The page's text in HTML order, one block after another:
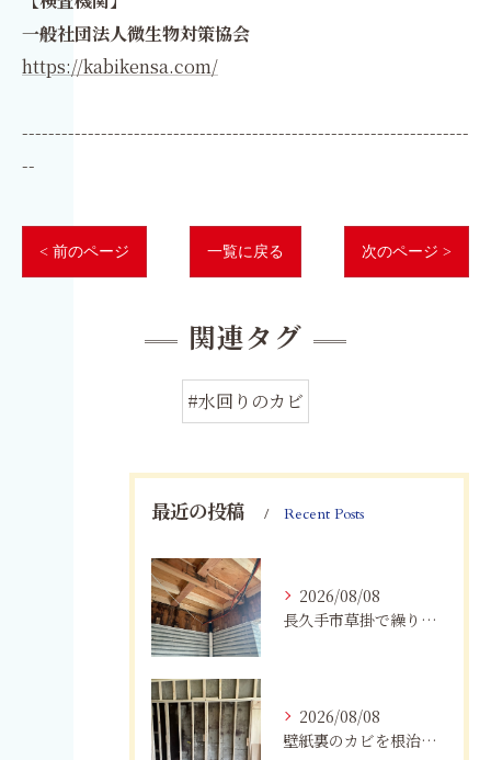
一般社団法人微生物対策協会
https://kabikensa.com/
--------------------------------------------------------------------
--
< 前のページ 一覧に戻る 次のページ >
関連タグ
#水回りのカビ
最近の投稿 Recent Posts
2026/08/08
長久手市草掛で繰り返すカビにお困りの方へ｜原因から解決策まで紹介
2026/08/08
壁紙裏のカビを根治！下地交換と防カビリフォームの重要性